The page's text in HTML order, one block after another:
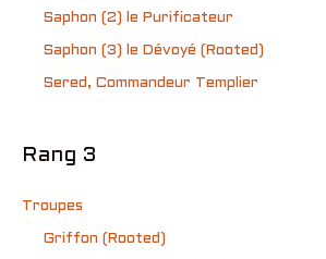
Saphon (2) le Purificateur
Saphon (3) le Dévoyé (Rooted)
Sered, Commandeur Templier
Rang 3
Troupes
Griffon (Rooted)